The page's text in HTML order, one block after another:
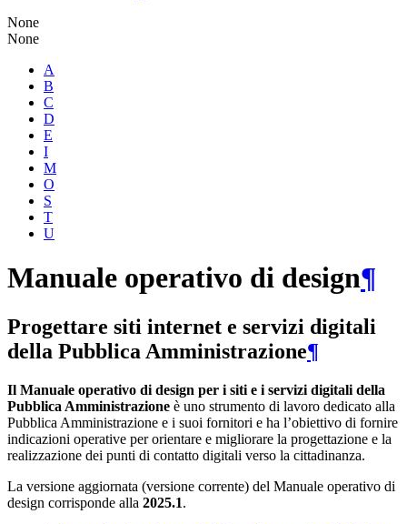
None
None
A
B
C
D
E
I
M
O
S
T
U
Manuale operativo di design¶
Progettare siti internet e servizi digitali
della Pubblica Amministrazione¶
Il Manuale operativo di design per i siti e i servizi digitali della
Pubblica Amministrazione è uno strumento di lavoro dedicato alla
Pubblica Amministrazione e i suoi fornitori e ha l’obiettivo di fornire
indicazioni operative per orientare e migliorare la progettazione e la
realizzazione dei punti di contatto digitali verso la cittadinanza.
La versione aggiornata (versione corrente) del Manuale operativo di
design corrisponde alla 2025.1.